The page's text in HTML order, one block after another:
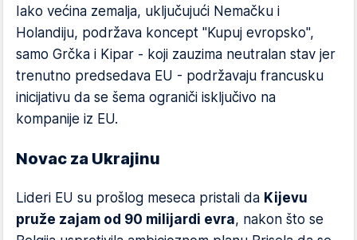
Iako većina zemalja, uključujući Nemačku i
Holandiju, podržava koncept "Kupuj evropsko",
samo Grčka i Kipar - koji zauzima neutralan stav jer
trenutno predsedava EU - podržavaju francusku
inicijativu da se šema ograniči isključivo na
kompanije iz EU.
Novac za Ukrajinu
Lideri EU su prošlog meseca pristali da Kijevu
pruže zajam od 90 milijardi evra, nakon što se